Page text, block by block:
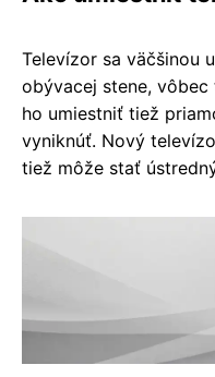
Televízor sa väčšinou
obývacej stene,
ho umiestniť tiež
vyniknúť. Nový
tiež môže stať